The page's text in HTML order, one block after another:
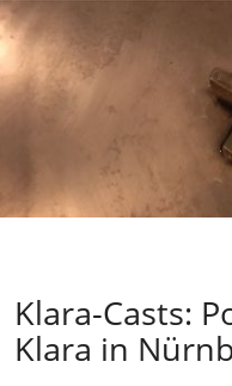
Klara-Casts:
Klara in